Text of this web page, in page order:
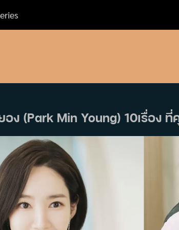
ง (Park Min Young) 10เรื่อง